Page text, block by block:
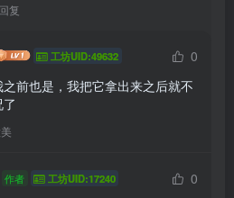
回复
工坊UID:49632
0
前也是，我把它拿出来之后就不
作者 工坊UID:17240
0